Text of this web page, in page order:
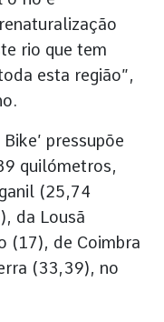
rio que tem
esta região”,
pressupõe
quilómetros,
(25,74
da Lousã
(17), de Coimbra
(33,39), no